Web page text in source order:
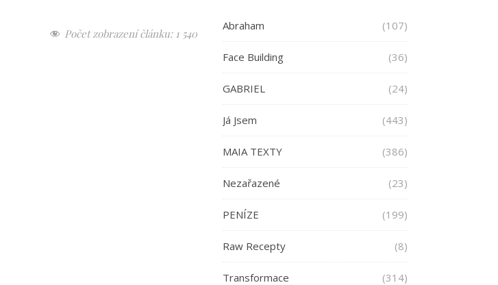
Počet zobrazení článku: 1 540
Abraham (107)
Face Building (36)
GABRIEL (24)
Já Jsem (443)
MAIA TEXTY (386)
Nezařazené (23)
PENÍZE (199)
Raw Recepty (8)
Transformace (314)